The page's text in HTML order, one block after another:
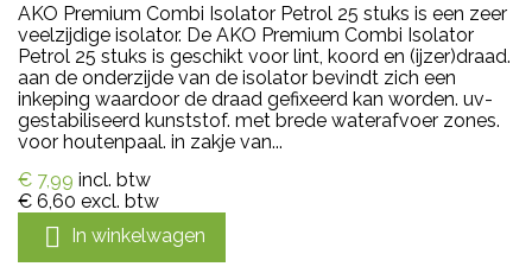
AKO Premium Combi Isolator Petrol 25 stuks is een zeer
veelzijdige isolator. De AKO Premium Combi Isolator
Petrol 25 stuks is geschikt voor lint, koord en (ijzer)draad.
aan de onderzijde van de isolator bevindt zich een
inkeping waardoor de draad gefixeerd kan worden. uv-
gestabiliseerd kunststof. met brede waterafvoer zones.
voor houtenpaal. in zakje van...
€ 7,99 incl. btw
€ 6,60 excl. btw
 In winkelwagen